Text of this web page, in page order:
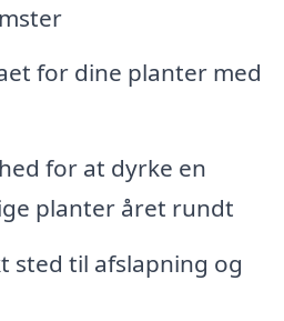
for dine planter med
for at dyrke en
planter året rundt
sted til afslapning og